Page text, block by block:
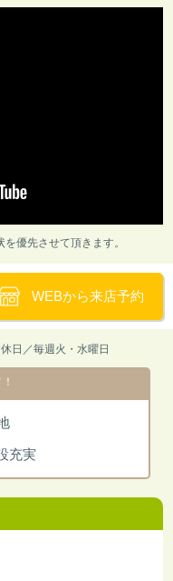
優先させて頂きます。
WEBから来店予約
日／毎週火・水曜日
充実